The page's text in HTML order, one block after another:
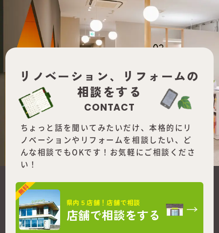
リノベーション、
リフォームの
相談をする
CONTACT
ちょっと話を聞いてみたいだけ、本格的にリ
ノベーションやリフォームを相談したい、ど
んな相談でもOKです！お気軽にご相談くださ
い！
県内５店舗！店舗で相談
店舗で相談をする